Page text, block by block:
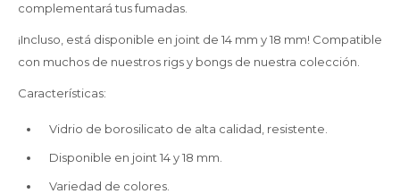
complementará tus fumadas.
¡Incluso, está disponible en joint de 14 mm y 18 mm! Compatible
con muchos de nuestros rigs y bongs de nuestra colección.
Características:
Vidrio de borosilicato de alta calidad, resistente.
Disponible en joint 14 y 18 mm.
Variedad de colores.